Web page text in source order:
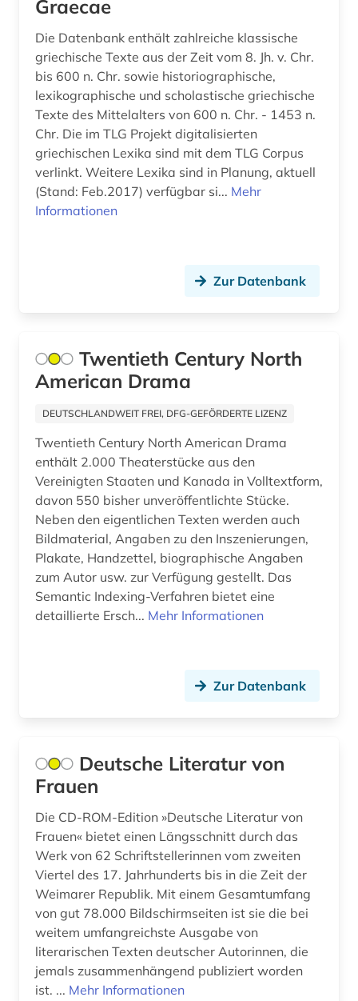
literatur (33)
literaturgeschichte (1)
literaturgeschichte 1600-1900 (1)
literaturgeschichte 1714-1915 (1)
literaturgeschichte 1760-1900 (2)
literaturwissenschaft (2)
mittelalter (1)
molière (1)
märchen (6)
neulatein (3)
nordamerika (1)
operntexte (1)
poe (1)
prosa (5)
quelle (7)
racine (1)
rezeption (1)
roman (2)
romantik (1)
russisch (1)
Graecae
Die Datenbank enthält zahlreiche klassische
griechische Texte aus der Zeit vom 8. Jh. v. Chr.
bis 600 n. Chr. sowie historiographische,
lexikographische und scholastische griechische
Texte des Mittelalters von 600 n. Chr. - 1453 n.
Chr. Die im TLG Projekt digitalisierten
griechischen Lexika sind mit dem TLG Corpus
verlinkt. Weitere Lexika sind in Planung, aktuell
(Stand: Feb.2017) verfügbar si... Mehr
Informationen
Zur Datenbank
Twentieth Century North
American Drama
DEUTSCHLANDWEIT FREI, DFG-GEFÖRDERTE LIZENZ
Twentieth Century North American Drama
enthält 2.000 Theaterstücke aus den
Vereinigten Staaten und Kanada in Volltextform,
davon 550 bisher unveröffentlichte Stücke.
Neben den eigentlichen Texten werden auch
Bildmaterial, Angaben zu den Inszenierungen,
Plakate, Handzettel, biographische Angaben
zum Autor usw. zur Verfügung gestellt. Das
Semantic Indexing-Verfahren bietet eine
detaillierte Ersch... Mehr Informationen
Zur Datenbank
Deutsche Literatur von
Frauen
Die CD-ROM-Edition »Deutsche Literatur von
Frauen« bietet einen Längsschnitt durch das
Werk von 62 Schriftstellerinnen vom zweiten
Viertel des 17. Jahrhunderts bis in die Zeit der
Weimarer Republik. Mit einem Gesamtumfang
von gut 78.000 Bildschirmseiten ist sie die bei
weitem umfangreichste Ausgabe von
literarischen Texten deutscher Autorinnen, die
jemals zusammenhängend publiziert worden
ist. ... Mehr Informationen